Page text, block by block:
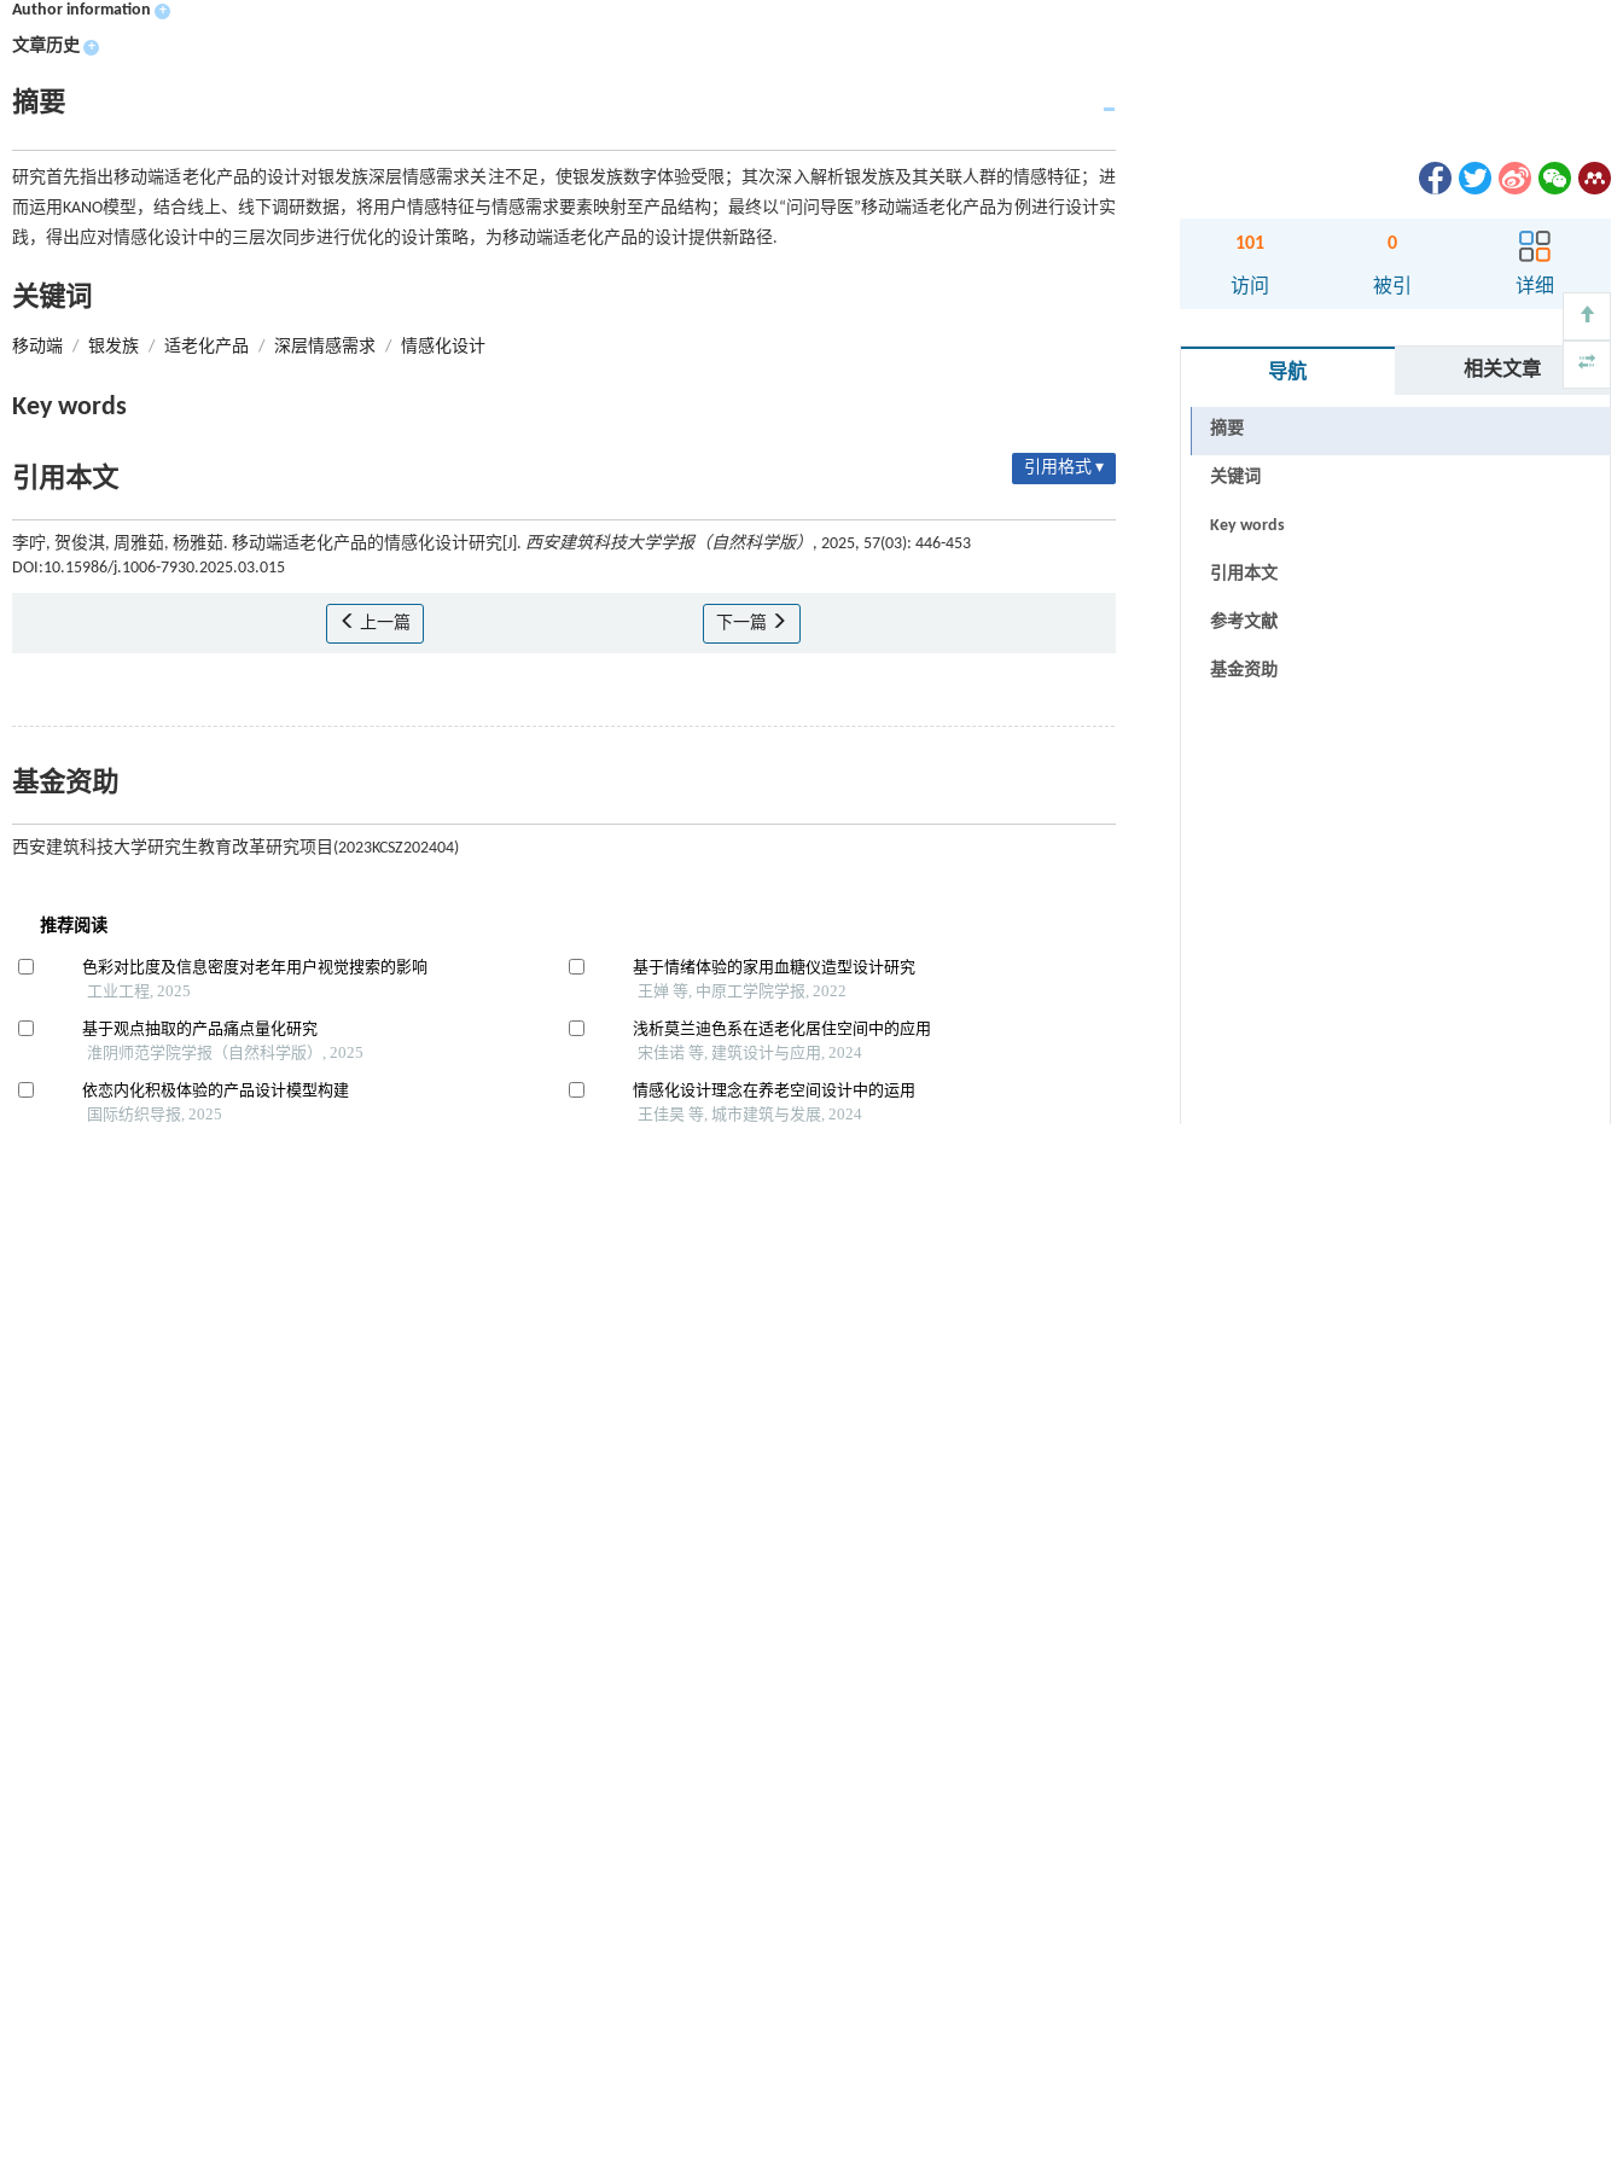
Author information +
文章历史 +
摘要
研究首先指出移动端适老化产品的设计对银发族深层情感需求关注不足，使银发族数字体验受限；其次深入解析银发族及其关联人群的情感特征；进
而运用KANO模型，结合线上、线下调研数据，将用户情感特征与情感需求要素映射至产品结构；最终以“问问导医”移动端适老化产品为例进行设计实
践，得出应对情感化设计中的三层次同步进行优化的设计策略，为移动端适老化产品的设计提供新路径.
关键词
移动端 / 银发族 / 适老化产品 / 深层情感需求 / 情感化设计
Key words
引用本文 引用格式 ▾
李咛, 贺俊淇, 周雅茹, 杨雅茹. 移动端适老化产品的情感化设计研究[J]. 西安建筑科技大学学报（自然科学版） , 2025, 57(03): 446-453
DOI:10.15986/j.1006-7930.2025.03.015
上一篇 下一篇
基金资助
西安建筑科技大学研究生教育改革研究项目(2023KCSZ202404)
101
访问
0
被引 详细
导航 相关文章
摘要
关键词
Key words
引用本文
参考文献
基金资助